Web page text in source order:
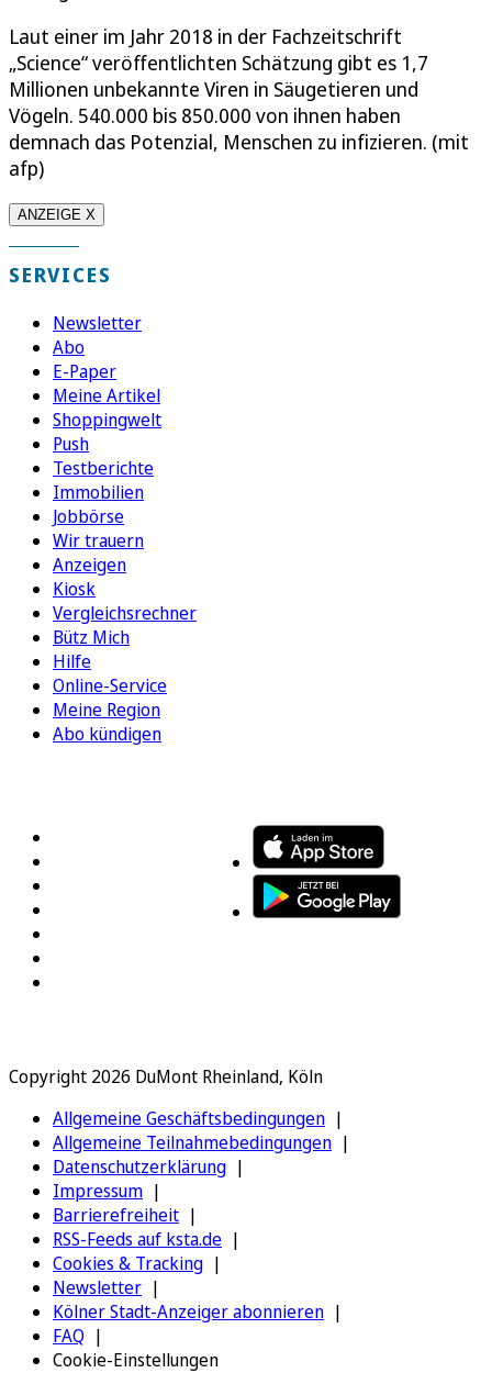
Laut einer im Jahr 2018 in der Fachzeitschrift
„Science“ veröffentlichten Schätzung gibt es 1,7
Millionen unbekannte Viren in Säugetieren und
Vögeln. 540.000 bis 850.000 von ihnen haben
demnach das Potenzial, Menschen zu infizieren. (mit
afp)
ANZEIGE X
SERVICES
Newsletter
Abo
E-Paper
Meine Artikel
Shoppingwelt
Push
Testberichte
Immobilien
Jobbörse
Wir trauern
Anzeigen
Kiosk
Vergleichsrechner
Bütz Mich
Hilfe
Online-Service
Meine Region
Abo kündigen
Copyright 2026 DuMont Rheinland, Köln
Allgemeine Geschäftsbedingungen
Allgemeine Teilnahmebedingungen
Datenschutzerklärung
Impressum
Barrierefreiheit
RSS-Feeds auf ksta.de
Cookies & Tracking
Newsletter
Kölner Stadt-Anzeiger abonnieren
FAQ
Cookie-Einstellungen